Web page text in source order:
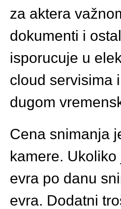
za aktera
dokumenti i
isporucuje u
cloud servisima
dugom
Cena snimanja
kamere.
evra po danu
evra. Dodatni